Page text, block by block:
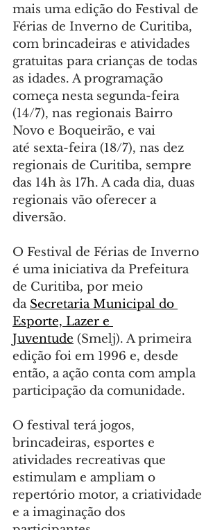
mais uma edição do Festival de
Férias de Inverno de Curitiba,
com brincadeiras e atividades
gratuitas para crianças de todas
as idades. A programação
começa nesta segunda-feira
(14/7), nas regionais Bairro
Novo e Boqueirão, e vai
até sexta-feira (18/7), nas dez
regionais de Curitiba, sempre
das 14h às 17h. A cada dia, duas
regionais vão oferecer a
diversão.
O Festival de Férias de Inverno
é uma iniciativa da Prefeitura
de Curitiba, por meio
da Secretaria Municipal do
Esporte, Lazer e
Juventude (Smelj). A primeira
edição foi em 1996 e, desde
então, a ação conta com ampla
participação da comunidade.
O festival terá jogos,
brincadeiras, esportes e
atividades recreativas que
estimulam e ampliam o
repertório motor, a criatividade
e a imaginação dos